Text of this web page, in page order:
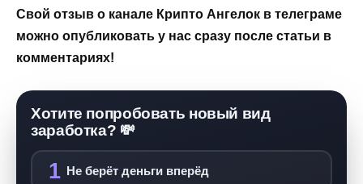
Свой отзыв о канале Крипто Ангелок в телеграме
можно опубликовать у нас сразу после статьи в
комментариях!
Хотите попробовать новый вид
заработка? 💸
1 Не берёт деньги вперёд